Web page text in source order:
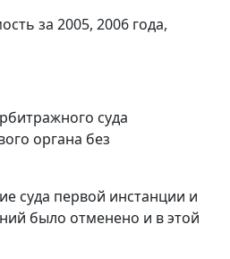
за 2005, 2006 года,
суда
органа без
суда первой инстанции и
было отменено и в этой